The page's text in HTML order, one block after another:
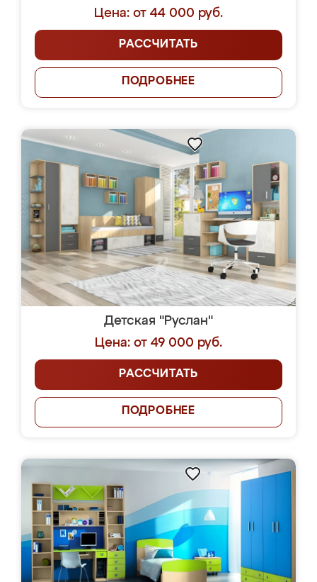
Цена: от 44 000 руб.
РАССЧИТАТЬ
ПОДРОБНЕЕ
Детская "Руслан"
Цена: от 49 000 руб.
РАССЧИТАТЬ
ПОДРОБНЕЕ